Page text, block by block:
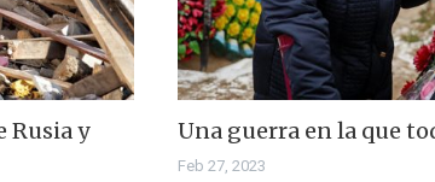
Rusia y
Una guerra en la que
Feb 27, 2023